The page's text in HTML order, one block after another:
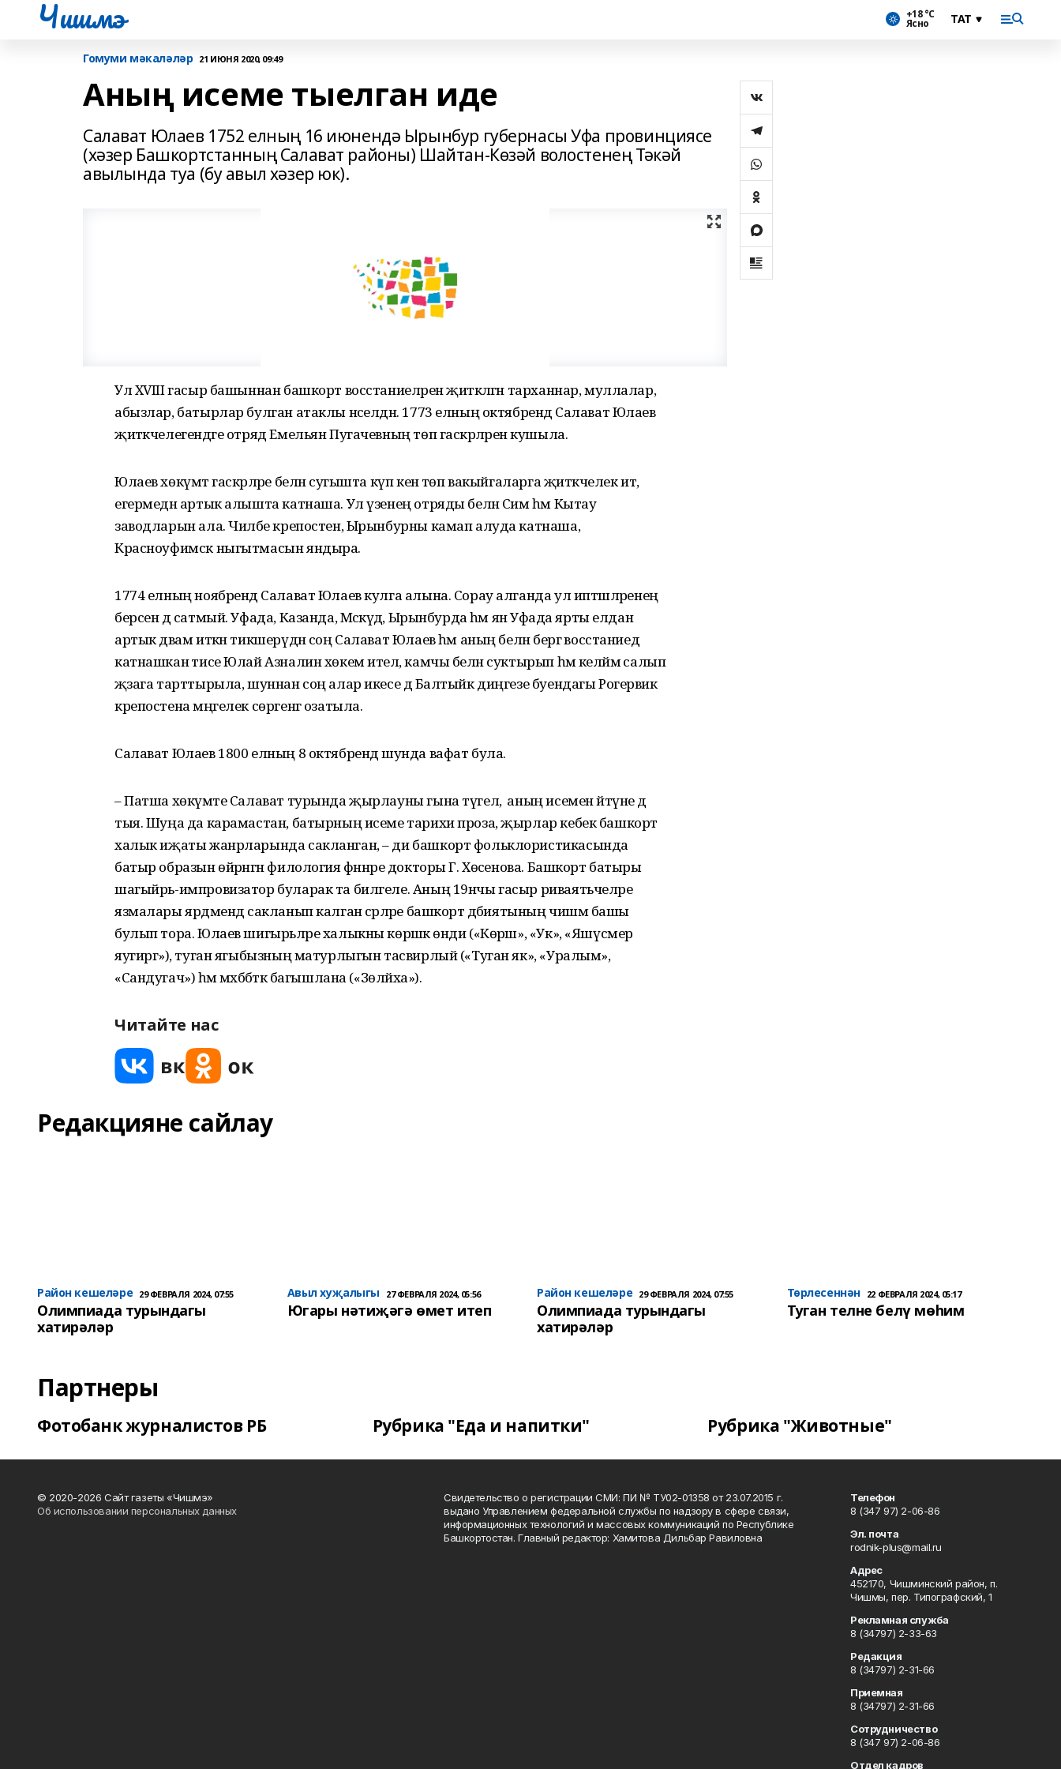
Чишмэ +18 °С
Ясно
Гомуми мәкаләләр 21 ИЮНЯ 2020, 09:49
Аның исеме тыелган иде
Салават Юлаев 1752 елның 16 июнендә Ырынбур губернасы Уфа провинциясе
(хәзер Башкортстанның Салават районы) Шайтан-Көзәй волостенең Тәкәй
авылында туа (бу авыл хәзер юк).
Ул XVIII гасыр башыннан башкорт восстаниеләрен җитәкләгән тарханнар, муллалар,
абызлар, батырлар булган атаклы нәселдән. 1773 елның октябрендә Салават Юлаев
җитәкчелегендәге отряд Емельян Пугачевның төп гаскәрләренә кушыла.
Юлаев хөкүмәт гаскәрләре белән сугышта күп кенә төп вакыйгаларга җитәкчелек итә,
егермедән артык алышта катнаша. Ул үзенең отряды белән Сим һәм Кытау
заводларын ала. Чиләбе крепостен, Ырынбурны камап алуда катнаша,
Красноуфимск ныгытмасын яндыра.
1774 елның ноябрендә Салават Юлаев кулга алына. Сорау алганда ул иптәшләренең
берсен дә сатмый. Уфада, Казанда, Мәскәүдә, Ырынбурда һәм янә Уфада ярты елдан
артык дәвам иткән тикшерүдән соң Салават Юлаев һәм аның белән бергә восстаниедә
катнашкан әтисе Юлай Азналин хөкем ителә, камчы белән суктырып һәм келәймә салып
җәзага тарттырыла, шуннан соң алар икесе дә Балтыйк диңгезе буендагы Рогервик
крепостена мәңгелек сөргенгә озатыла.
Салават Юлаев 1800 елның 8 октябрендә шунда вафат була.
– Патша хөкүмәте Салават турында җырлауны гына түгел, ә аның исемен әйтүне дә
тыя. Шуңа да карамастан, батырның исеме тарихи проза, җырлар кебек башкорт
халык иҗаты жанрларында сакланган, – ди башкорт фольклористикасында
батыр образын өйрәнгән филология фәннәре докторы Г. Хөсәенова. Башкорт батыры
шагыйрь-импровизатор буларак та билгеле. Аның 19нчы гасыр риваятьчеләре
язмалары ярдәмендә сакланып калган әсәрләре башкорт әдәбиятының чишмә башы
булып тора. Юлаев шигырьләре халыкны көрәшкә өнди («Көрәш», «Ук», «Яшүсмер
яугиргә»), туган ягыбызның матурлыгын тасвирлый («Туган як», «Уралым»,
«Сандугач») һәм мәхәббәткә багышлана («Зөләйха»).
Читайте нас
Редакцияне сайлау
Район кешеләре 29 ФЕВРАЛЯ 2024, 07:55
Олимпиада турындагы
хатирәләр
Авыл хуҗалыгы 27 ФЕВРАЛЯ 2024, 05:56
Югары нәтиҗәгә өмет итеп
Район кешеләре 29 ФЕВРАЛЯ 2024, 07:55
Олимпиада турындагы
хатирәләр
Төрлесеннән 22 ФЕВРАЛЯ 2024, 05:17
Туган телне белү мөһим
Партнеры
Фотобанк журналистов РБ Рубрика "Еда и напитки" Рубрика "Животные"
© 2020-2026 Сайт газеты «Чишмэ»
Об использовании персональных данных
Свидетельство о регистрации СМИ: ПИ № ТУ02-01358 от 23.07.2015 г.
выдано Управлением федеральной службы по надзору в сфере связи,
информационных технологий и массовых коммуникаций по Республике
Башкортостан. Главный редактор: Хамитова Дильбар Равиловна
Телефон
8 (347 97) 2-06-86
Эл. почта
rodnik-plus@mail.ru
Адрес
452170, Чишминский район, п.
Чишмы, пер. Типографский, 1
Рекламная служба
8 (34797) 2-33-63
Редакция
8 (34797) 2-31-66
Приемная
8 (34797) 2-31-66
Сотрудничество
8 (347 97) 2-06-86
Отдел кадров